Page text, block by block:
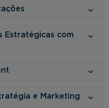
Estratégicas com
e Marketing